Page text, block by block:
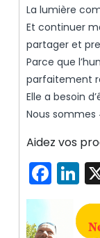
La lumière
Et continuer
partager et
Parce que
parfaitement
Elle a besoin
Nous sommes
Aidez vos